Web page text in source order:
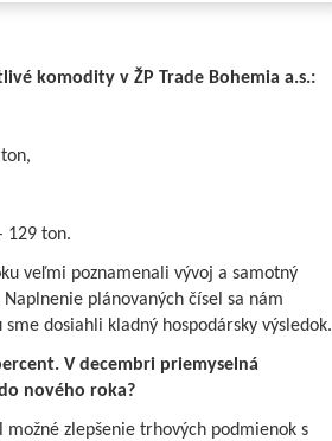
komodity v ŽP Trade Bohemia a.s.:
129 ton.
veľmi poznamenali vývoj a samotný
plánovaných čísel sa nám
dosiahli kladný hospodársky výsledok.
V decembri priemyselná
nového roka?
zlepšenie trhových podmienok s